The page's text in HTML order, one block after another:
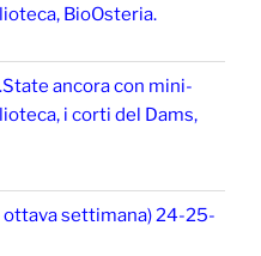
BioOsteria.
ancora con mini-
i corti del Dams,
settimana) 24-25-